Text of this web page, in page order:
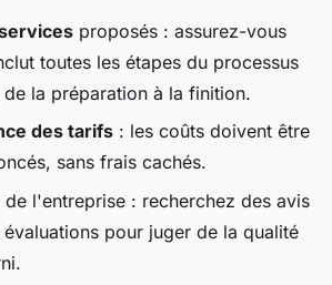
proposés : assurez-vous
toutes les étapes du processus
la préparation à la finition.
des tarifs : les coûts doivent être
sans frais cachés.
de l'entreprise : recherchez des avis
pour juger de la qualité